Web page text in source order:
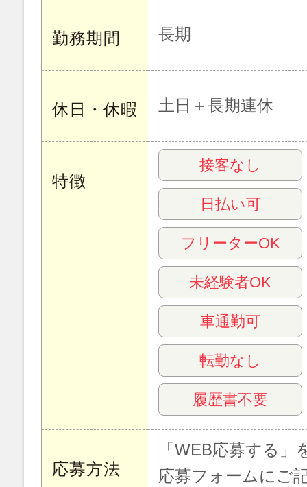
勤務期間 長期
休日・休暇 土日＋長期連休
特徴
接客なし
日払い可
フリーターOK
未経験者OK
車通勤可
転勤なし
履歴書不要
応募方法
「WEB応募する
応募フォームにご